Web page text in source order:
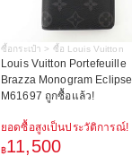
ซื้อกระเป๋า > ซื้อ Louis Vuitton
Louis Vuitton Portefeuille
Brazza Monogram Eclipse
M61697 ถูกซื้อแล้ว!
ยอดซื้อสูงเป็นประวัติการณ์!
฿11,500